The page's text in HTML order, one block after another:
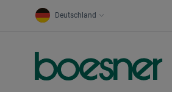
Deutschland